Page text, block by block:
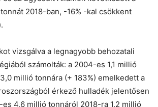
2018-ban, -16% -kal csökkent
vizsgálva a legnagyobb behozatali
számolták: a 2004-es 1,1 millió
millió tonnára (+ 183%) emelkedett a
érkező hulladék jelentősen
4,6 millió tonnáról 2018-ra 1,2 millió